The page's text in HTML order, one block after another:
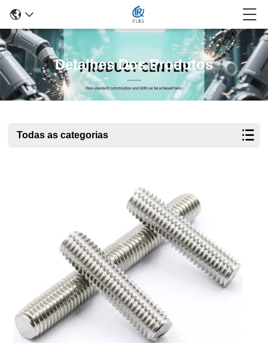
Detalhes Dos Produtos
Todas as categorias